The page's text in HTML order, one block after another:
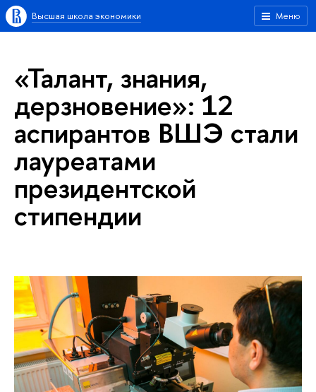
Меню
Высшая школа экономики
«Талант, знания,
дерзновение»: 12
аспирантов ВШЭ стали
лауреатами
президентской
стипендии